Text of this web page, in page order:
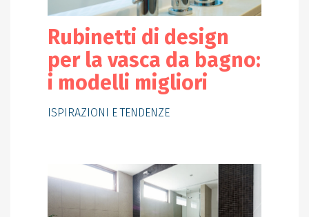
Rubinetti di design
per la vasca da bagno:
i modelli migliori
ISPIRAZIONI E TENDENZE